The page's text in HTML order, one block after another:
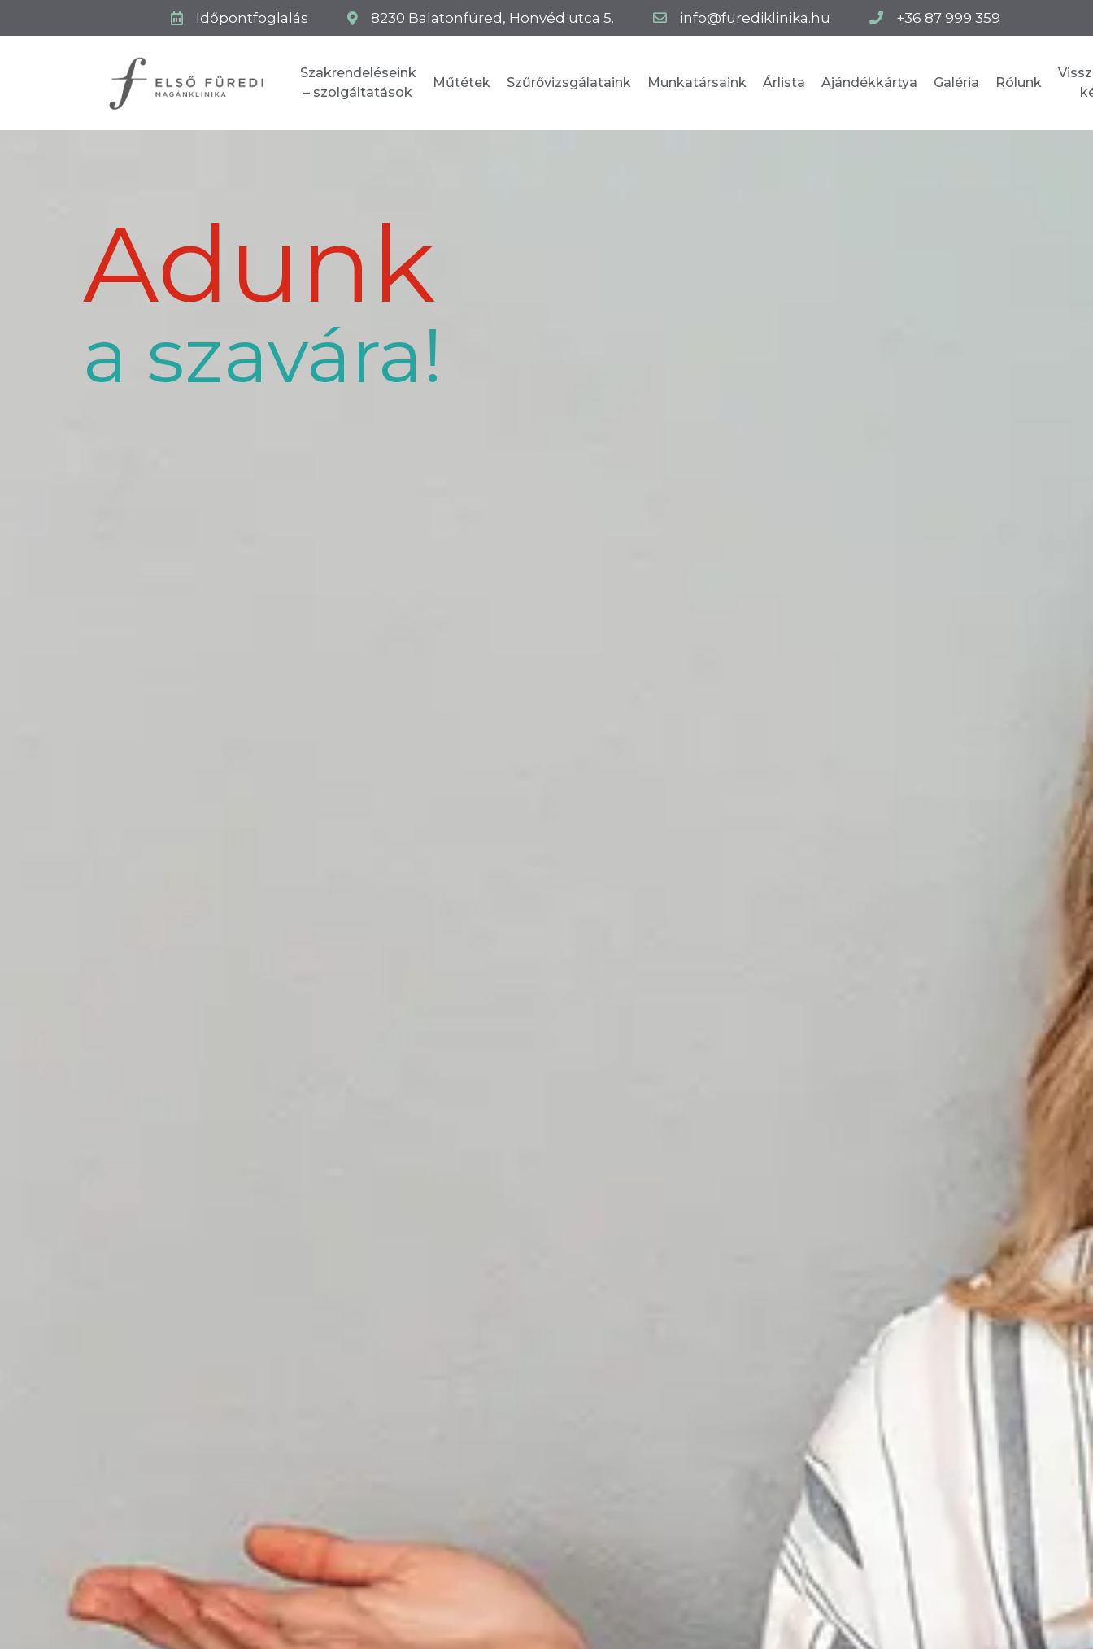
Időpontfoglalás 8230 Balatonfüred , Honvéd utca 5. info@furediklinika.hu +36 87 999 359
Szakrendeléseink
– szolgáltatások
Műtétek Szűrővizsgálataink Munkatársaink Árlista Ajándékkártya Galéria Rólunk
Adunk
a szavára!